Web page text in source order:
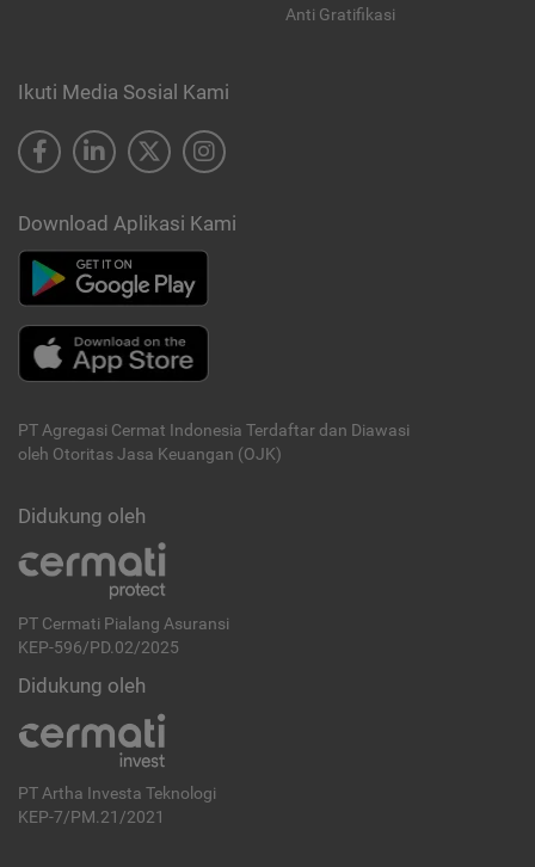
Anti Gratifikasi
Ikuti Media Sosial Kami
Download Aplikasi Kami
PT Agregasi Cermat Indonesia Terdaftar dan Diawasi
oleh Otoritas Jasa Keuangan (OJK)
Didukung oleh
PT Cermati Pialang Asuransi
KEP-596/PD.02/2025
Didukung oleh
PT Artha Investa Teknologi
KEP-7/PM.21/2021